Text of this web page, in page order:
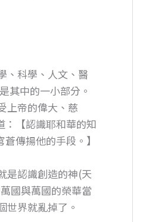
、科學、人文、醫
中的一小部分。
上帝的偉大、慈
：【認識耶和華的知
傳揚他的手段。】
是認識創造的神(天
國與萬國的榮華當
世界就亂掉了。